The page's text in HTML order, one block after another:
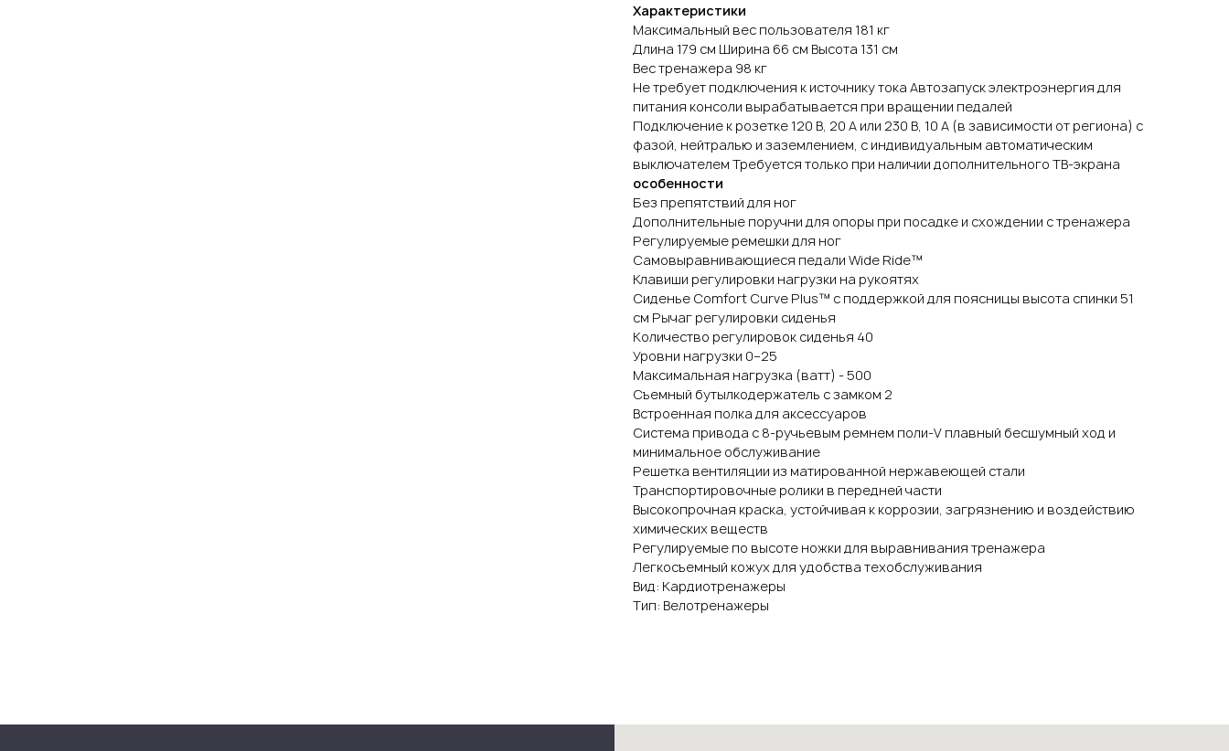
Характеристики
Максимальный вес пользователя 181 кг
Длина 179 см Ширина 66 см Высота 131 см
Вес тренажера 98 кг
Не требует подключения к источнику тока Автозапуск электроэнергия для
питания консоли вырабатывается при вращении педалей
Подключение к розетке 120 В, 20 А или 230 В, 10 А (в зависимости от региона) с
фазой, нейтралью и заземлением, с индивидуальным автоматическим
выключателем Требуется только при наличии дополнительного ТВ-экрана
особенности
Без препятствий для ног
Дополнительные поручни для опоры при посадке и схождении с тренажера
Регулируемые ремешки для ног
Самовыравнивающиеся педали Wide Ride™
Клавиши регулировки нагрузки на рукоятях
Сиденье Comfort Curve Plus™ с поддержкой для поясницы высота спинки 51
см Рычаг регулировки сиденья
Количество регулировок сиденья 40
Уровни нагрузки 0–25
Максимальная нагрузка (ватт) - 500
Съемный бутылкодержатель с замком 2
Встроенная полка для аксессуаров
Система привода с 8-ручьевым ремнем поли-V плавный бесшумный ход и
минимальное обслуживание
Решетка вентиляции из матированной нержавеющей стали
Транспортировочные ролики в передней части
Высокопрочная краска, устойчивая к коррозии, загрязнению и воздействию
химических веществ
Регулируемые по высоте ножки для выравнивания тренажера
Легкосъемный кожух для удобства техобслуживания
Вид: Кардиотренажеры
Тип: Велотренажеры